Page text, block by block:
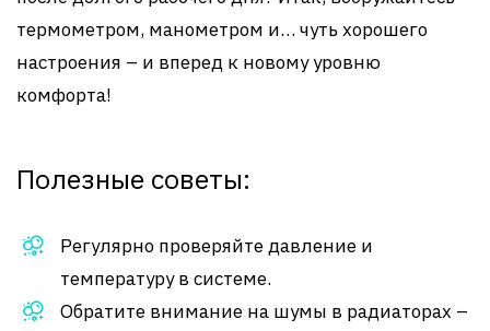
термометром, манометром и… чуть хорошего
настроения – и вперед к новому уровню
комфорта!
Полезные советы:
Регулярно проверяйте давление и
температуру в системе.
Обратите внимание на шумы в радиаторах –